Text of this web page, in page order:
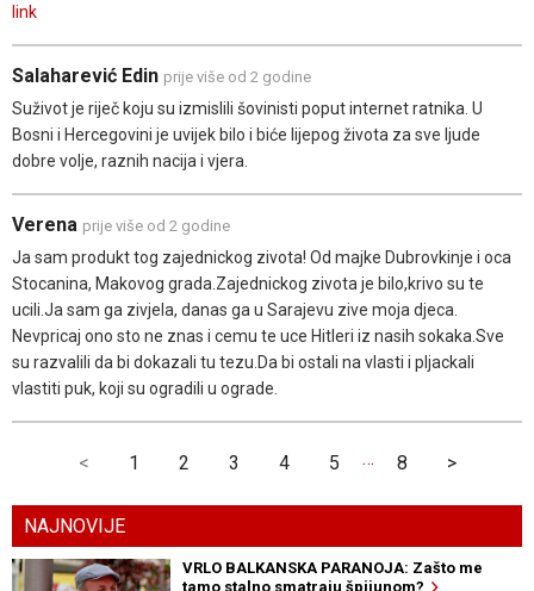
link
Salaharević Edin prije više od 2 godine
Suživot je riječ koju su izmislili šovinisti poput internet ratnika. U
Bosni i Hercegovini je uvijek bilo i biće lijepog života za sve ljude
dobre volje, raznih nacija i vjera.
Verena prije više od 2 godine
Ja sam produkt tog zajednickog zivota! Od majke Dubrovkinje i oca
Stocanina, Makovog grada.Zajednickog zivota je bilo,krivo su te
ucili.Ja sam ga zivjela, danas ga u Sarajevu zive moja djeca.
Nevpricaj ono sto ne znas i cemu te uce Hitleri iz nasih sokaka.Sve
su razvalili da bi dokazali tu tezu.Da bi ostali na vlasti i pljackali
vlastiti puk, koji su ogradili u ograde.
< 1 2 3 4 5 … 8 >
NAJNOVIJE
VRLO BALKANSKA PARANOJA: Zašto me
tamo stalno smatraju špijunom?